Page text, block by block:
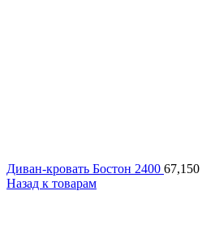
Диван-кровать Бостон 2400 67,150
Назад к товарам